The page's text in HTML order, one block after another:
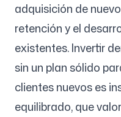
adquisición de
retención y el
existentes. Invertir
sin un plan sólido
clientes nuevos es
equilibrado, que